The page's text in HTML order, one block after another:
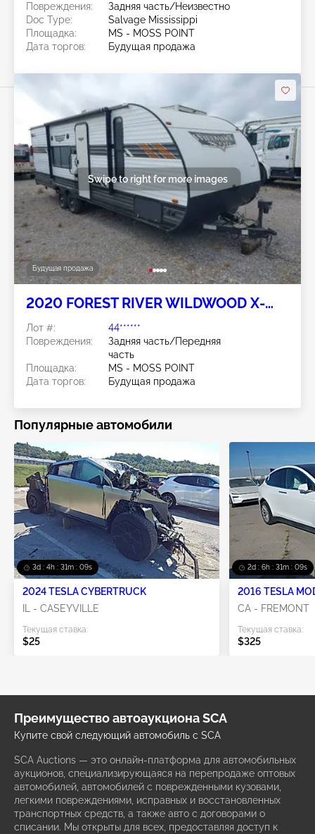
Повреждения:
Задняя часть/Неизвестно
Doc Type:
Salvage Mississippi
Площадка:
MS - MOSS POINT
Дата торгов:
Будущая продажа
Будущая продажа
Swipe to right for more images
2020 FOREST RIVER WILDWOOD X-
Лот #:
44******
Повреждения:
Задняя часть/Передняя
часть
Площадка:
MS - MOSS POINT
Дата торгов:
Будущая продажа
Популярные автомобили
3d : 4h : 31m : 08s
2024 TESLA CYBERTRUCK
IL - CASEYVILLE
Текущая ставка:
$25
2d : 6h : 31m : 08s
2016 TESLA
CA - FREMONT
Текущая ставка:
$325
Преимущество автоаукциона SCA
Купите свой следующий автомобиль с SCA
SCA Auctions — это онлайн-платформа для автомобильных
аукционов, специализирующаяся на перепродаже оптовых
автомобилей, автомобилей с поврежденными кузовами,
легкими повреждениями, исправных и восстановленных
транспортных средств, а также авто с договорами о
списании. Мы открыты для всех, предоставляя доступ к